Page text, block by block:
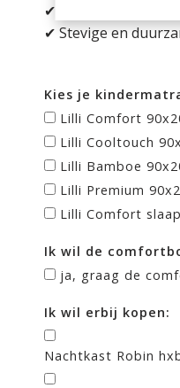
✔ Lattenbodem
✔ Stevige en
Kies je
Lilli Comfort
Lilli Cooltouch
Lilli Bamboe
Lilli Premium
Lilli Comfort
Ik wil de
ja, graag de
Ik wil erbij kopen:
Nachtkast Robin